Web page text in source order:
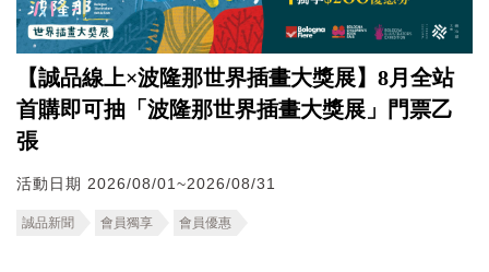
【誠品線上×波隆那世界插畫大獎展】8月全站
首購即可抽「波隆那世界插畫大獎展」門票乙
張
活動日期 2026/08/01~2026/08/31
誠品新聞 會員獨享 會員優惠